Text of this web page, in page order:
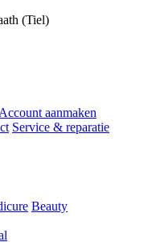
(Tiel)
aanmaken
Service & reparatie
Beauty